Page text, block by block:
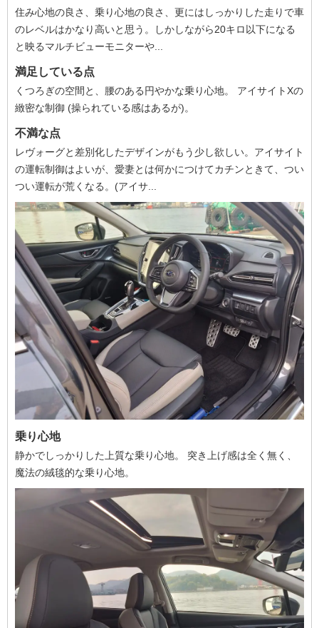
住み心地の良さ、乗り心地の良さ、更にはしっかりした走りで車
のレベルはかなり高いと思う。しかしながら20キロ以下になる
と映るマルチビューモニターや...
満足している点
くつろぎの空間と、腰のある円やかな乗り心地。 アイサイトXの
緻密な制御 (操られている感はあるが)。
不満な点
レヴォーグと差別化したデザインがもう少し欲しい。アイサイト
の運転制御はよいが、愛妻とは何かにつけてカチンときて、つい
つい運転が荒くなる。(アイサ...
乗り心地
静かでしっかりした上質な乗り心地。 突き上げ感は全く無く、
魔法の絨毯的な乗り心地。